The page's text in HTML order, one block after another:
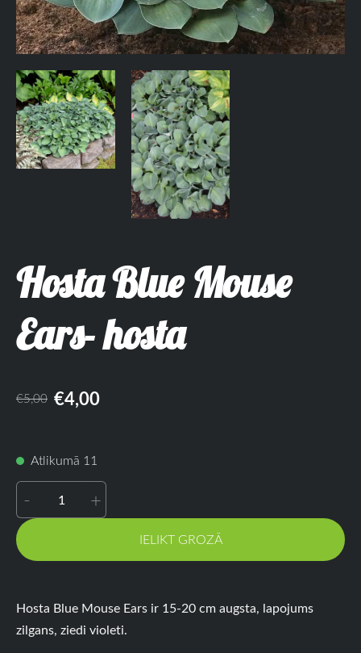
Hosta Blue Mouse
Ears- hosta
€5,00 €4,00
Atlikumā 11
- +
IELIKT GROZĀ
Hosta Blue Mouse Ears ir 15-20 cm augsta, lapojums
zilgans, ziedi violeti.